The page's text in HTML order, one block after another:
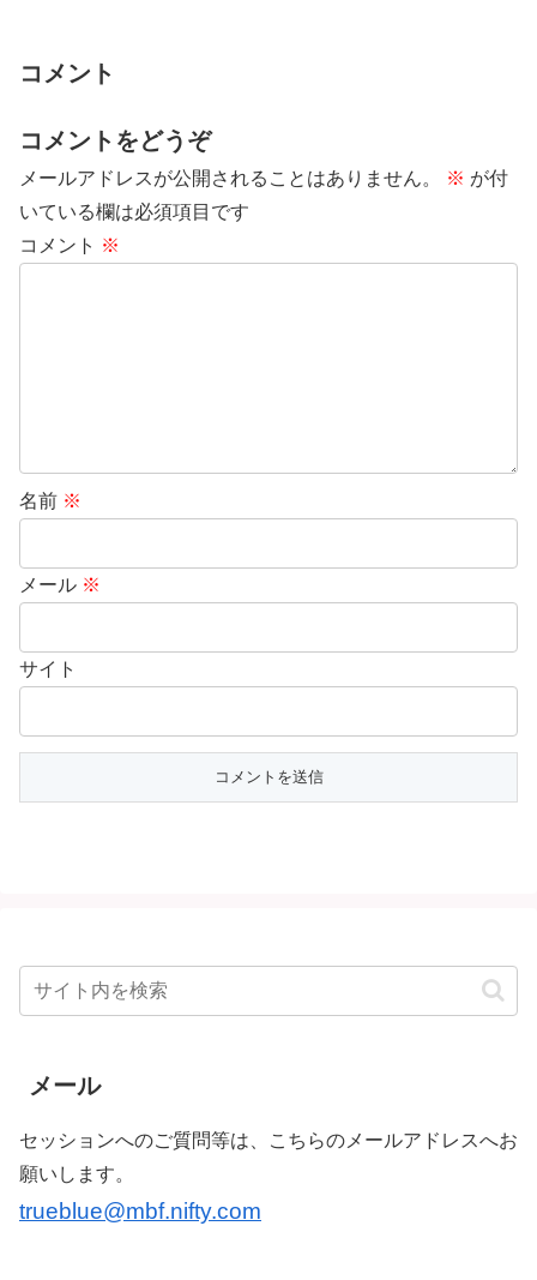
コメント
コメントをどうぞ
メールアドレスが公開されることはありません。 ※ が付
いている欄は必須項目です
コメント ※
名前 ※
メール ※
サイト
メール
セッションへのご質問等は、こちらのメールアドレスへお
願いします。
trueblue@mbf.nifty.com